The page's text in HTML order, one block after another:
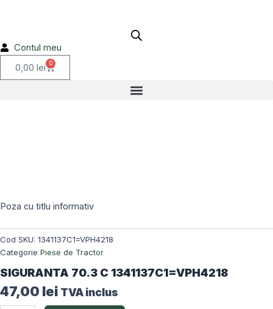
Contul meu
0,00 lei 0
Cart
Poza cu titlu informativ
Cod SKU: 1341137C1=VPH4218
Categorie Piese de Tractor
SIGURANTA 70.3 C 1341137C1=VPH4218
47,00 lei TVA inclus